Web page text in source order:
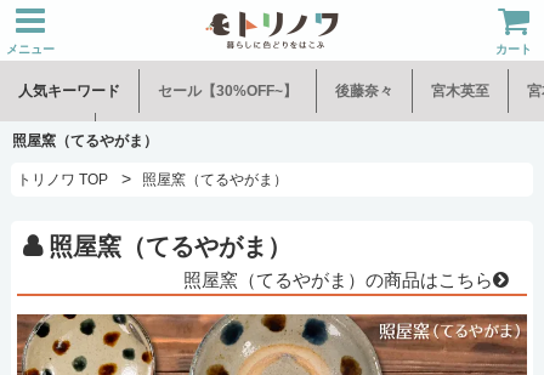
メニュー カート
人気キーワード セール【30%OFF~】 後藤奈々 宮木英至 宮
水谷和音 児玉修治
照屋窯（てるやがま）
トリノワ TOP > 照屋窯（てるやがま）
照屋窯（てるやがま）
照屋窯（てるやがま）の商品はこちら